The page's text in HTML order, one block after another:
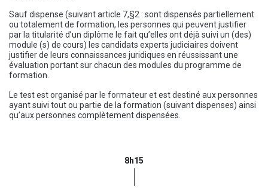
Sauf dispense (suivant article 7,§2 : sont dispensés partiellement
ou totalement de formation, les personnes qui peuvent justifier
par la titularité d’un diplôme le fait qu’elles ont déjà suivi un (des)
module (s) de cours) les candidats experts judiciaires doivent
justifier de leurs connaissances juridiques en réussissant une
évaluation portant sur chacun des modules du programme de
formation.
Le test est organisé par le formateur et est destiné aux personnes
ayant suivi tout ou partie de la formation (suivant dispenses) ainsi
qu’aux personnes complètement dispensées.
8h15